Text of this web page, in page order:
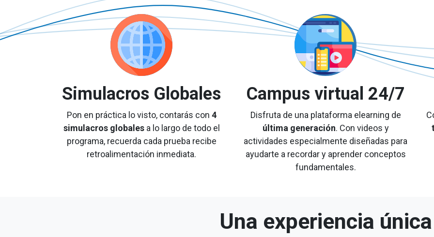
Simulacros Globales
Pon en práctica lo visto, contarás con 4
simulacros globalesa lo largo de todo el
programa, recuerda cada prueba recibe
retroalimentación inmediata.
Campus virtual 24/7
Disfruta de una plataforma elearning de
última generación. Con videos y
actividades especialmente diseñadas para
ayudarte a recordar y aprender conceptos
fundamentales.
Una experiencia única